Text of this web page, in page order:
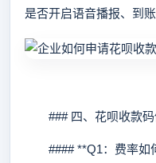
是否开启语音播报、到账
### 四、花呗收款码
#### **Q1：费率如